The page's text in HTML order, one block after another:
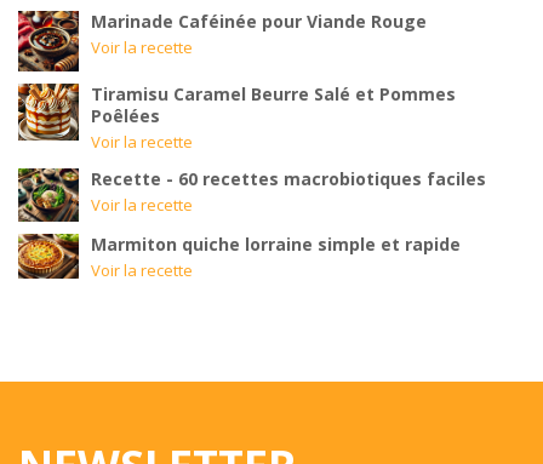
Marinade Caféinée pour Viande Rouge
Voir la recette
Tiramisu Caramel Beurre Salé et Pommes
Poêlées
Voir la recette
Recette - 60 recettes macrobiotiques faciles
Voir la recette
Marmiton quiche lorraine simple et rapide
Voir la recette